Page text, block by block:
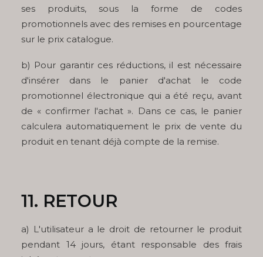
ses produits, sous la forme de codes
promotionnels avec des remises en pourcentage
sur le prix catalogue.
b) Pour garantir ces réductions, il est nécessaire
d'insérer dans le panier d'achat le code
promotionnel électronique qui a été reçu, avant
de « confirmer l'achat ». Dans ce cas, le panier
calculera automatiquement le prix de vente du
produit en tenant déjà compte de la remise.
11. RETOUR
a) L'utilisateur a le droit de retourner le produit
pendant 14 jours, étant responsable des frais